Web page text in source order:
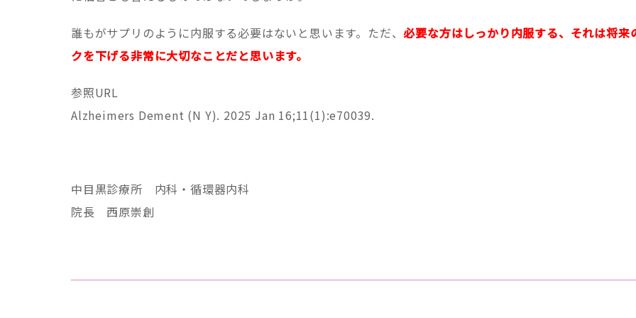
誰もがサプリのように内服する必要はないと思います。ただ、必要な方はしっかり内服する、それは将来
クを下げる非常に大切なことだと思います。
参照URL
Alzheimers Dement (N Y). 2025 Jan 16;11(1):e70039.
中目黒診療所 内科・循環器内科
院長 西原崇創